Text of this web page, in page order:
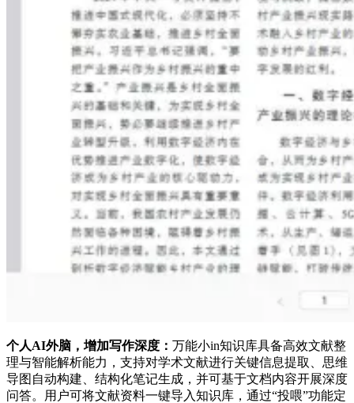
个人AI外脑，增加写作深度： 万能小in知识库具备高效文献整
理与智能解析能力，支持对学术文献进行关键信息提取、思维
导图自动构建、结构化笔记生成，并可基于文档内容开展深度
问答。用户可将文献资料一键导入知识库，通过“投喂”功能定